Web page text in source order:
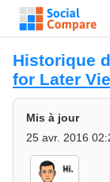
Historique
for Later
Mis à jour
25 avr. 2016